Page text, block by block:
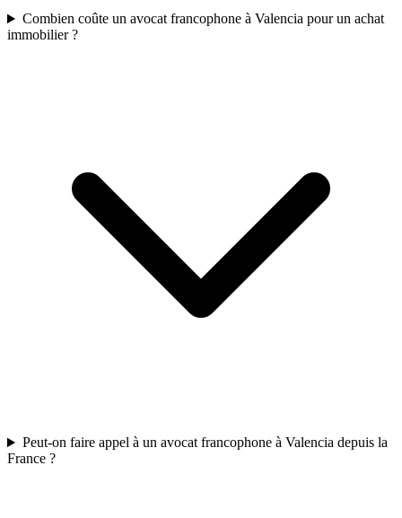
Combien coûte un avocat francophone à Valencia pour un achat
immobilier ?
Peut-on faire appel à un avocat francophone à Valencia depuis la
France ?